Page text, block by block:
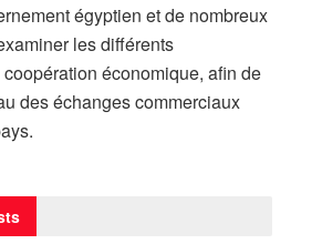
égyptien et de nombreux
les différents
économique, afin de
des échanges commerciaux